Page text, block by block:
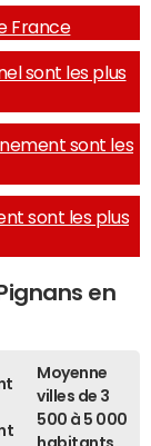
France
sont les plus
sont les
sont les plus
en
Moyenne
villes de 3
500 à 5 000
habitants